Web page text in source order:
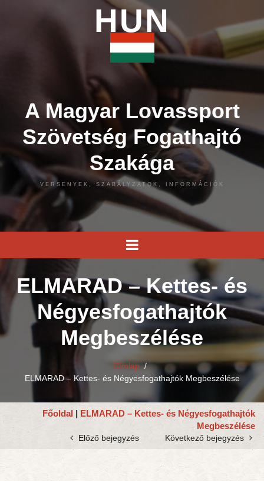
HUN
A Magyar Lovassport
Szövetség Fogathajtó
Szakága
VERSENYEK, SZABÁLYZATOK, INFORMÁCIÓK
ELMARAD – Kettes- és
Négyesfogathajtók
Megbeszélése
Címlap/
ELMARAD – Kettes- és Négyesfogathajtók Megbeszélése
Főoldal | ELMARAD – Kettes- és Négyesfogathajtók
Megbeszélése
Előző bejegyzés Következő bejegyzés